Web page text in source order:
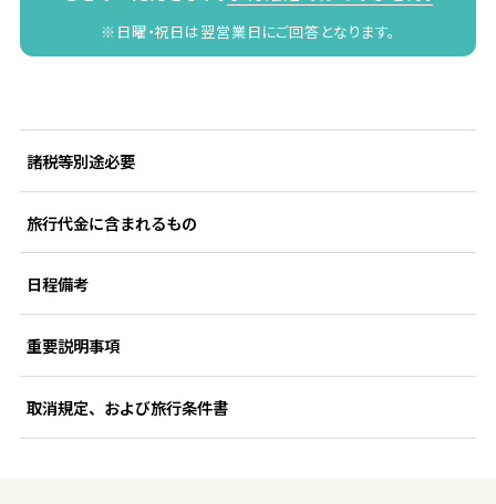
※日曜・祝日は翌営業日にご回答となります。
諸税等別途必要
旅行代金に含まれるもの
日程備考
重要説明事項
取消規定、および旅行条件書